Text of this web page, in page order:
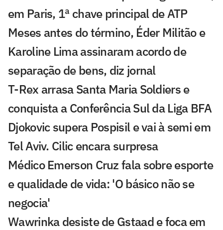
em Paris, 1ª chave principal de ATP
Meses antes do término, Éder Militão e
Karoline Lima assinaram acordo de
separação de bens, diz jornal
T-Rex arrasa Santa Maria Soldiers e
conquista a Conferência Sul da Liga BFA
Djokovic supera Pospisil e vai à semi em
Tel Aviv. Cilic encara surpresa
Médico Emerson Cruz fala sobre esporte
e qualidade de vida: 'O básico não se
negocia'
Wawrinka desiste de Gstaad e foca em